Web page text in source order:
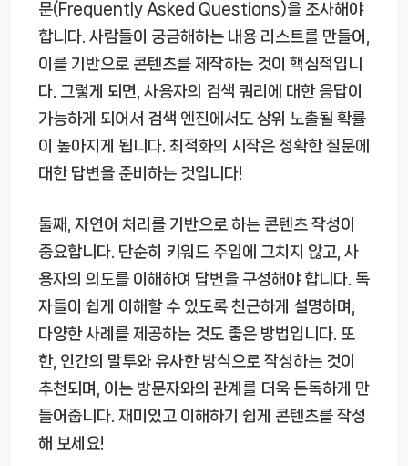
문(Frequently Asked Questions)을 조사해야
합니다. 사람들이 궁금해하는 내용 리스트를 만들어,
이를 기반으로 콘텐츠를 제작하는 것이 핵심적입니
다. 그렇게 되면, 사용자의 검색 쿼리에 대한 응답이
가능하게 되어서 검색 엔진에서도 상위 노출될 확률
이 높아지게 됩니다. 최적화의 시작은 정확한 질문에
대한 답변을 준비하는 것입니다!
둘째, 자연어 처리를 기반으로 하는 콘텐츠 작성이
중요합니다. 단순히 키워드 주입에 그치지 않고, 사
용자의 의도를 이해하여 답변을 구성해야 합니다. 독
자들이 쉽게 이해할 수 있도록 친근하게 설명하며,
다양한 사례를 제공하는 것도 좋은 방법입니다. 또
한, 인간의 말투와 유사한 방식으로 작성하는 것이
추천되며, 이는 방문자와의 관계를 더욱 돈독하게 만
들어줍니다. 재미있고 이해하기 쉽게 콘텐츠를 작성
해 보세요!